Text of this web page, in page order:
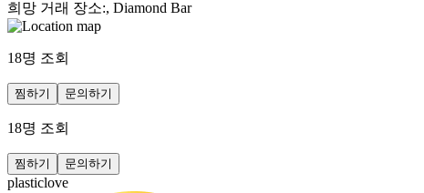
희망 거래 장소:, Diamond Bar
18명 조회
찜하기 문의하기
18명 조회
찜하기 문의하기
plasticlove